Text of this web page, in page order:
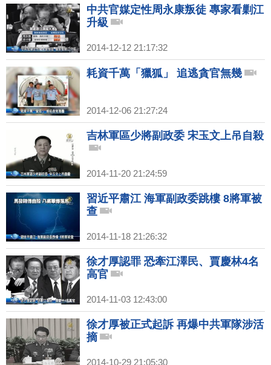
中共官媒定性周永康叛徒 專家看剿江
升級
2014-12-12 21:17:32
耗資千萬「獵狐」 追逃貪官無幾
2014-12-06 21:27:24
吉林軍區少將副政委 宋玉文上吊自殺
2014-11-20 21:24:59
習近平肅江 海軍副政委跳樓 8將軍被
查
2014-11-18 21:26:32
徐才厚認罪 恐牽江澤民、賈慶林4名
高官
2014-11-03 12:43:00
徐才厚被正式起訴 再爆中共軍隊涉活
摘
2014-10-29 21:05:30